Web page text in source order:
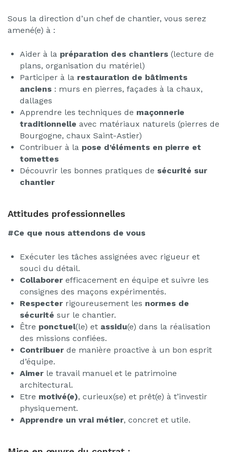
Sous la direction d’un chef de chantier, vous serez
amené(e) à :
Aider à la préparation des chantiers (lecture de
plans, organisation du matériel)
Participer à la restauration de bâtiments
anciens : murs en pierres, façades à la chaux,
dallages
Apprendre les techniques de maçonnerie
traditionnelle avec matériaux naturels (pierres de
Bourgogne, chaux Saint-Astier)
Contribuer à la pose d’éléments en pierre et
tomettes
Découvrir les bonnes pratiques de sécurité sur
chantier
Attitudes professionnelles
#Ce que nous attendons de vous
Exécuter les tâches assignées avec rigueur et
souci du détail.
Collaborer efficacement en équipe et suivre les
consignes des maçons expérimentés.
Respecter rigoureusement les normes de
sécurité sur le chantier.
Être ponctuel(le) et assidu(e) dans la réalisation
des missions confiées.
Contribuer de manière proactive à un bon esprit
d’équipe.
Aimer le travail manuel et le patrimoine
architectural.
Etre motivé(e), curieux(se) et prêt(e) à t’investir
physiquement.
Apprendre un vrai métier, concret et utile.